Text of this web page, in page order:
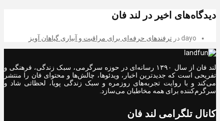
دیدگاه‌های اخیر در لند فان
dayo در ترفندهای حرفه‌ای برای مراقبت و آبیاری گیاهان آویز
لند فان از سال ۱۳۹۰ رسانه‌ای در حوزه سرگرمی، سبک زندگی، فرهنگی و
تفریحی است که جدیدترین اخبار، ویدئوها، چالش‌ها و محتوای فان را منتشر
می‌کند و با روایت تجربه‌های روزمره و سبک زندگی پویا، لحظاتی شاد و
سرگرم‌کننده برای همه مخاطبان می‌سازد.
کانال تلگرامی لند فان